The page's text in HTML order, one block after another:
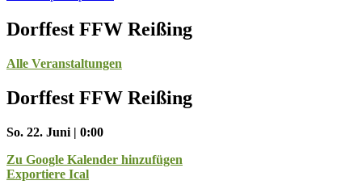
Dorffest FFW Reißing
Alle Veranstaltungen
Dorffest FFW Reißing
So. 22. Juni | 0:00
Zu Google Kalender hinzufügen
Exportiere Ical